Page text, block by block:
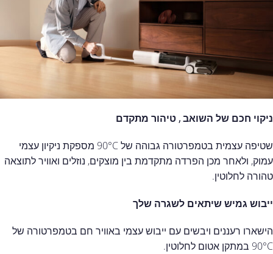
ניקוי חכם של השואב , טיהור מתקדם
שטיפה עצמית בטמפרטורה גבוהה של 90°C מספקת ניקיון עצמי
עמוק, ולאחר מכן הפרדה מתקדמת בין מוצקים, נוזלים ואוויר לתוצאה
טהורה לחלוטין.
ייבוש גמיש שיתאים לשגרה שלך
הישארו רעננים ויבשים עם ייבוש עצמי באוויר חם בטמפרטורה של
90°C במתקן אטום לחלוטין.